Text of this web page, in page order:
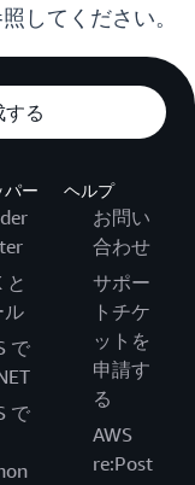
してください。
する
パー
と
ル
で
で
ヘルプ
お問い
合わせ
サポー
トチケ
ットを
申請す
る
AWS
re:Post